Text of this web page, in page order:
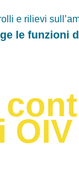
e rilievi
le funzioni
OIV